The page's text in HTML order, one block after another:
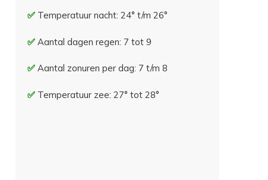
Temperatuur nacht: 24° t/m 26°
Aantal dagen regen: 7 tot 9
Aantal zonuren per dag: 7 t/m 8
Temperatuur zee: 27° tot 28°